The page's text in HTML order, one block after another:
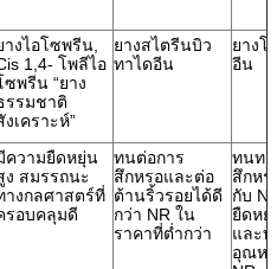
างไอโซพรีน,
1,4- โพลีไอ
ซพรีน “ยาง
รรมชาติ
งเคราะห์”
ยางสไตรีนบิว
ทาไดอีน
ยางโ
อีน
ความยืดหยุ่น
ง สมรรถนะ
างกลศาสตร์ที่
รอบคลุมดี
ทนต่อการ
สึกหรอและต่อ
ต้านริ้วรอยได้ดี
กว่า NR ใน
ราคาที่ต่ำกว่า
ทนทา
สึกหร
กับ
ยืดหยุ่
และ
อุณห